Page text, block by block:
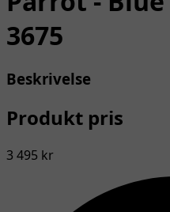
3675
Beskrivelse
Produkt pris
3 495 kr